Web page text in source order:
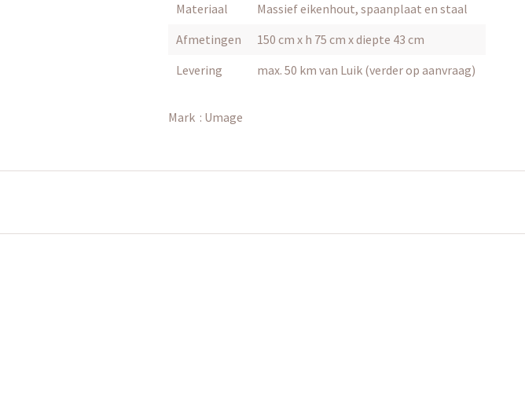
Materiaal
Massief eikenhout, spaanplaat en staal
Afmetingen
150 cm x h 75 cm x diepte 43 cm
Levering
max. 50 km van Luik (verder op aanvraag)
Mark : Umage